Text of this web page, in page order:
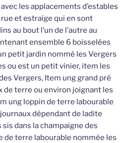
les applacements d’estables
et estraige qui en sont
au bout l’un de l’autre au
ensemble 6 boisselées
petit jardin nommé les Vergers
ou est un petit vinier, item les
Vergers, Item ung grand pré
de terre ou environ joignant les
ung loppin de terre labourable
dépendant de ladite
dans la champaigne des
de terre labourable nommée les